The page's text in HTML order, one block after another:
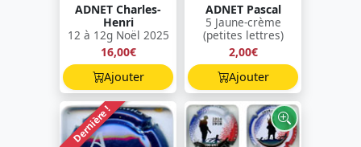
ADNET Charles-
Henri
12 à 12g Noël 2025
16,00€
Ajouter
ADNET Pascal
5 Jaune-crème
(petites lettres)
2,00€
Ajouter
Dernière !